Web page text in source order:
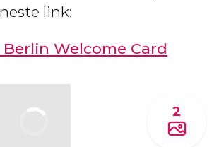
link:
Welcome Card
2